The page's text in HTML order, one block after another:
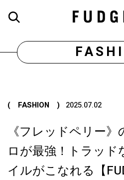
( FASHION ) 2025.07.02
《フレッドペリー
ロが最強！トラッド
イルがこなれる【